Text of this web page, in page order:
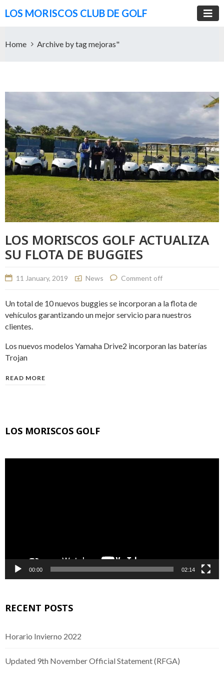
LOS MORISCOS CLUB DE GOLF
Home Archive by tag mejoras"
LOS MORISCOS GOLF ACTUALIZA
SU FLOTA DE BUGGIES
11 January, 2019 News Comment off
Un total de 10 nuevos buggies se incorporan a la flota de
vehículos garantizando un mejor servicio para nuestros
clientes.
Los nuevos modelos Yamaha Drive2 incorporan las baterías
Trojan
READ MORE
LOS MORISCOS GOLF
00:00 02:14
RECENT POSTS
Horario Invierno 2022
Updated 9th November Official Statement (RFGA)